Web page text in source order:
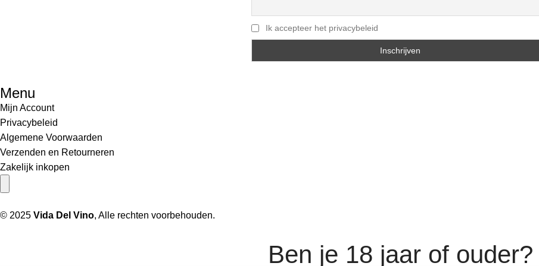
Ik accepteer het privacybeleid
Menu
Mijn Account
Privacybeleid
Algemene Voorwaarden
Verzenden en Retourneren
Zakelijk inkopen
© 2025 Vida Del Vino, Alle rechten voorbehouden.
Ben je 18 jaar of ouder?